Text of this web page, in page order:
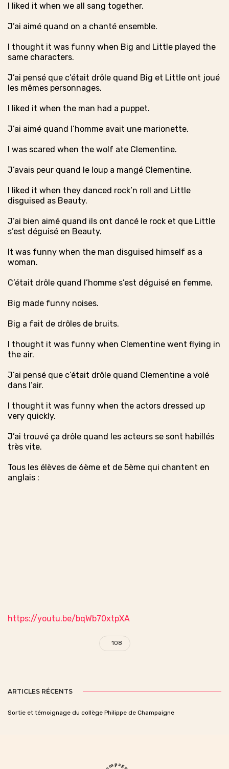
I liked it when we all sang together.
J’ai aimé quand on a chanté ensemble.
I thought it was funny when Big and Little played the
same characters.
J’ai pensé que c’était drôle quand Big et Little ont joué
les mêmes personnages.
I liked it when the man had a puppet.
J’ai aimé quand l’homme avait une marionette.
I was scared when the wolf ate Clementine.
J’avais peur quand le loup a mangé Clementine.
I liked it when they danced rock’n roll and Little
disguised as Beauty.
J’ai bien aimé quand ils ont dancé le rock et que Little
s’est déguisé en Beauty.
It was funny when the man disguised himself as a
woman.
C’était drôle quand l’homme s’est déguisé en femme.
Big made funny noises.
Big a fait de drôles de bruits.
I thought it was funny when Clementine went flying in
the air.
J’ai pensé que c’était drôle quand Clementine a volé
dans l’air.
I thought it was funny when the actors dressed up
very quickly.
J’ai trouvé ça drôle quand les acteurs se sont habillés
très vite.
Tous les élèves de 6ème et de 5ème qui chantent en
anglais :
https://youtu.be/bqWb70xtpXA
108
ARTICLES RÉCENTS
Sortie et témoignage du collège Philippe de Champaigne